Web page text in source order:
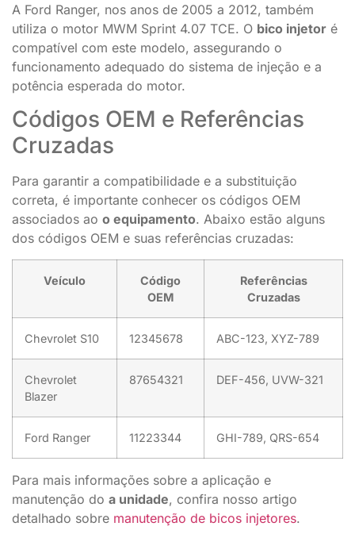
A Ford Ranger, nos anos de 2005 a 2012, também
utiliza o motor MWM Sprint 4.07 TCE. O bico injetor é
compatível com este modelo, assegurando o
funcionamento adequado do sistema de injeção e a
potência esperada do motor.
Códigos OEM e Referências
Cruzadas
Para garantir a compatibilidade e a substituição
correta, é importante conhecer os códigos OEM
associados ao o equipamento. Abaixo estão alguns
dos códigos OEM e suas referências cruzadas:
Veículo
Código
OEM
Referências
Cruzadas
Chevrolet S10 12345678 ABC-123, XYZ-789
Chevrolet
Blazer
87654321 DEF-456, UVW-321
Ford Ranger 11223344 GHI-789, QRS-654
Para mais informações sobre a aplicação e
manutenção do a unidade, confira nosso artigo
detalhado sobre manutenção de bicos injetores.